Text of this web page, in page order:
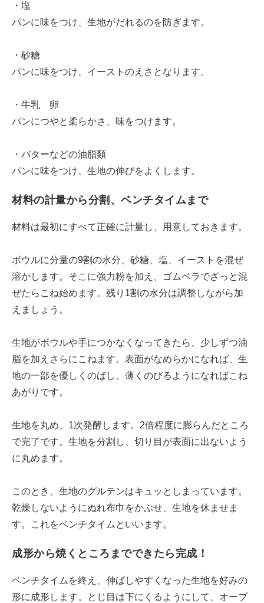
・塩
パンに味をつけ、生地がだれるのを防ぎます。
・砂糖
パンに味をつけ、イーストのえさとなります。
・牛乳 卵
パンにつやと柔らかさ、味をつけます。
・バターなどの油脂類
パンに味をつけ、生地の伸びをよくします。
材料の計量から分割、ベンチタイムまで
材料は最初にすべて正確に計量し、用意しておきます。
ボウルに分量の9割の水分、砂糖、塩、イーストを混ぜ
溶かします。そこに強力粉を加え、ゴムベラでざっと混
ぜたらこね始めます。残り1割の水分は調整しながら加
えましょう。
生地がボウルや手につかなくなってきたら、少しずつ油
脂を加えさらにこねます。表面がなめらかになれば、生
地の一部を優しくのばし、薄くのびるようになればこね
あがりです。
生地を丸め、1次発酵します。2倍程度に膨らんだところ
で完了です。生地を分割し、切り目が表面に出ないよう
に丸めます。
このとき、生地のグルテンはキュッとしまっています。
乾燥しないようにぬれ布巾をかぶせ、生地を休ませま
す。これをベンチタイムといいます。
成形から焼くところまでできたら完成！
ベンチタイムを終え、伸ばしやすくなった生地を好みの
形に成形します。とじ目は下にくるようにして、オーブ